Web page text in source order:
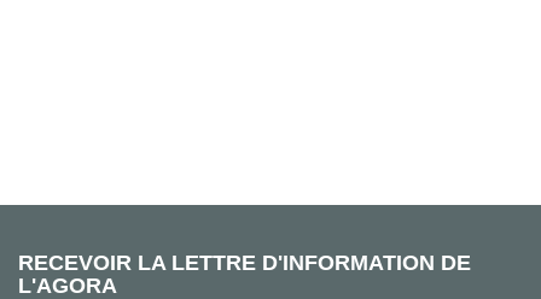
RECEVOIR LA LETTRE D'INFORMATION DE
L'AGORA